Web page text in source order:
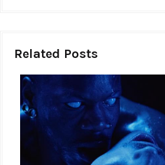
Related Posts